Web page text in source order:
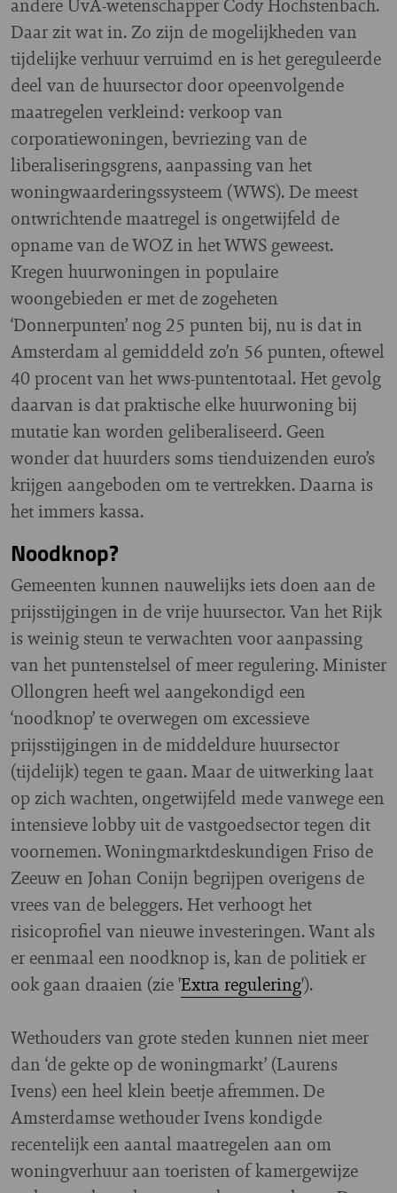
Daar zit wat in. Zo zijn de mogelijkheden van
tijdelijke verhuur verruimd en is het gereguleerde
deel van de huursector door opeenvolgende
maatregelen verkleind: verkoop van
corporatiewoningen, bevriezing van de
liberaliseringsgrens, aanpassing van het
woningwaarderingssysteem (WWS). De meest
ontwrichtende maatregel is ongetwijfeld de
opname van de WOZ in het WWS geweest.
Kregen huurwoningen in populaire
woongebieden er met de zogeheten
‘Donnerpunten’ nog 25 punten bij, nu is dat in
Amsterdam al gemiddeld zo’n 56 punten, oftewel
40 procent van het wws-puntentotaal. Het gevolg
daarvan is dat praktische elke huurwoning bij
mutatie kan worden geliberaliseerd. Geen
wonder dat huurders soms tienduizenden euro’s
krijgen aangeboden om te vertrekken. Daarna is
het immers kassa.
Noodknop?
Gemeenten kunnen nauwelijks iets doen aan de
prijsstijgingen in de vrije huursector. Van het Rijk
is weinig steun te verwachten voor aanpassing
van het puntenstelsel of meer regulering. Minister
Ollongren heeft wel aangekondigd een
‘noodknop’ te overwegen om excessieve
prijsstijgingen in de middeldure huursector
(tijdelijk) tegen te gaan. Maar de uitwerking laat
op zich wachten, ongetwijfeld mede vanwege een
intensieve lobby uit de vastgoedsector tegen dit
voornemen. Woningmarktdeskundigen Friso de
Zeeuw en Johan Conijn begrijpen overigens de
vrees van de beleggers. Het verhoogt het
risicoprofiel van nieuwe investeringen. Want als
er eenmaal een noodknop is, kan de politiek er
ook gaan draaien (zie 'Extra regulering').
Wethouders van grote steden kunnen niet meer
dan ‘de gekte op de woningmarkt’ (Laurens
Ivens) een heel klein beetje afremmen. De
Amsterdamse wethouder Ivens kondigde
recentelijk een aantal maatregelen aan om
woningverhuur aan toeristen of kamergewijze